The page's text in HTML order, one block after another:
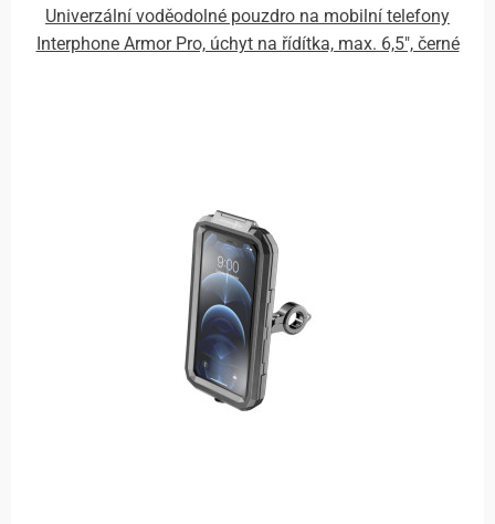
Univerzální voděodolné pouzdro na mobilní telefony
Interphone Armor Pro, úchyt na řídítka, max. 6,5", černé